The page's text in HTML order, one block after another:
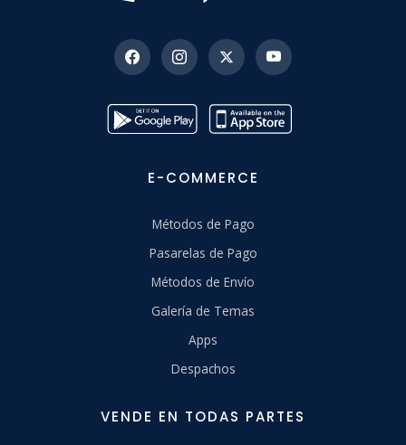
E-COMMERCE
Métodos de Pago
Pasarelas de Pago
Métodos de Envío
Galería de Temas
Apps
Despachos
VENDE EN TODAS PARTES